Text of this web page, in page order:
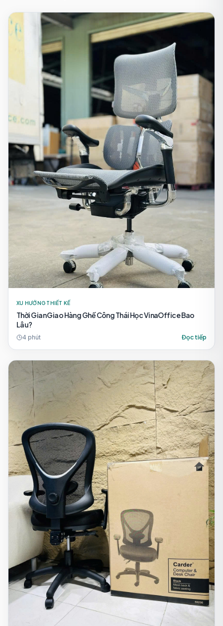
XU HƯỚNG THIẾT KẾ
Thời Gian Giao Hàng Ghế Công Thái Học VinaOffice Bao
Lâu?
4 phút Đọc tiếp